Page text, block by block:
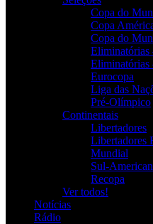
Copa do
Copa
Copa do
Eliminatórias
Eliminatórias
Eurocopa
Liga das
Pré-Olímpico
Continentais
Libertadores
Libertadores
Mundial
Sul-
Recopa
Ver todos!
Notícias
Rádio